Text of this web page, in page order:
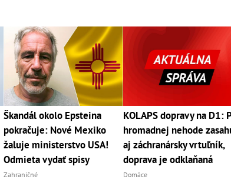
Škandál okolo Epsteina
pokračuje: Nové Mexiko
žaluje ministerstvo USA!
Odmieta vydať spisy
Zahraničné
KOLAPS dopravy na D1:
hromadnej nehode
aj záchranársky vrtuľník,
doprava je odklaňaná
Domáce